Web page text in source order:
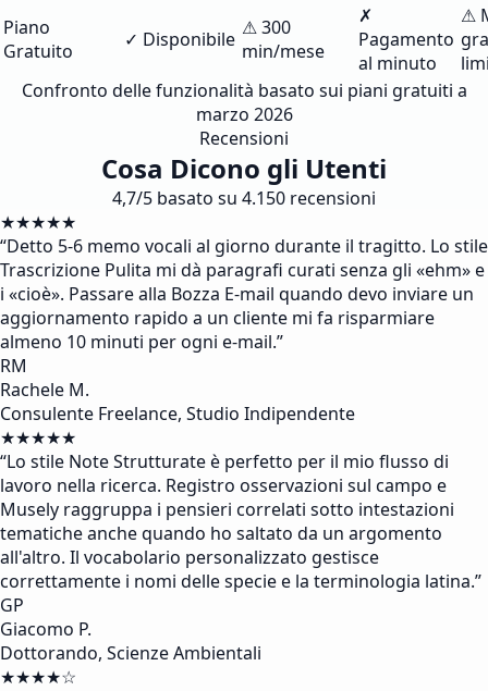
Piano
Gratuito
✓ Disponibile ⚠ 300
min/mese
✗
Pagamento
al minuto
⚠
Confronto delle funzionalità basato sui piani gratuiti a
marzo 2026
Recensioni
Cosa Dicono gli Utenti
4,7/5 basato su 4.150 recensioni
★★★★★
“Detto 5-6 memo vocali al giorno durante il tragitto. Lo stile
Trascrizione Pulita mi dà paragrafi curati senza gli «ehm» e
i «cioè». Passare alla Bozza E-mail quando devo inviare un
aggiornamento rapido a un cliente mi fa risparmiare
almeno 10 minuti per ogni e-mail.”
RM
Rachele M.
Consulente Freelance, Studio Indipendente
★★★★★
“Lo stile Note Strutturate è perfetto per il mio flusso di
lavoro nella ricerca. Registro osservazioni sul campo e
Musely raggruppa i pensieri correlati sotto intestazioni
tematiche anche quando ho saltato da un argomento
all'altro. Il vocabolario personalizzato gestisce
correttamente i nomi delle specie e la terminologia latina.”
GP
Giacomo P.
Dottorando, Scienze Ambientali
★★★★☆